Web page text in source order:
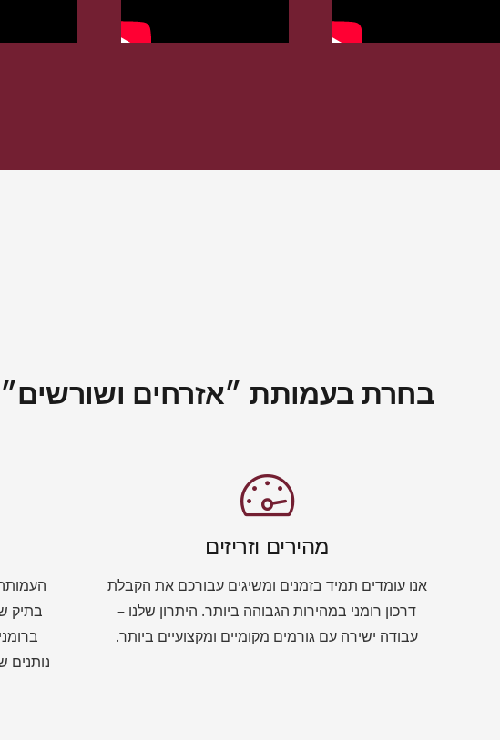
בחרת בעמותת ״אזרחים ושורשים״
מהירים וזריזים
אנו עומדים תמיד בזמנים ומשיגים עבורכם את הקבלת
דרכון רומני במהירות הגבוהה ביותר. היתרון שלנו –
עבודה ישירה עם גורמים מקומיים ומקצועיים ביותר.
בתיק
נותנים